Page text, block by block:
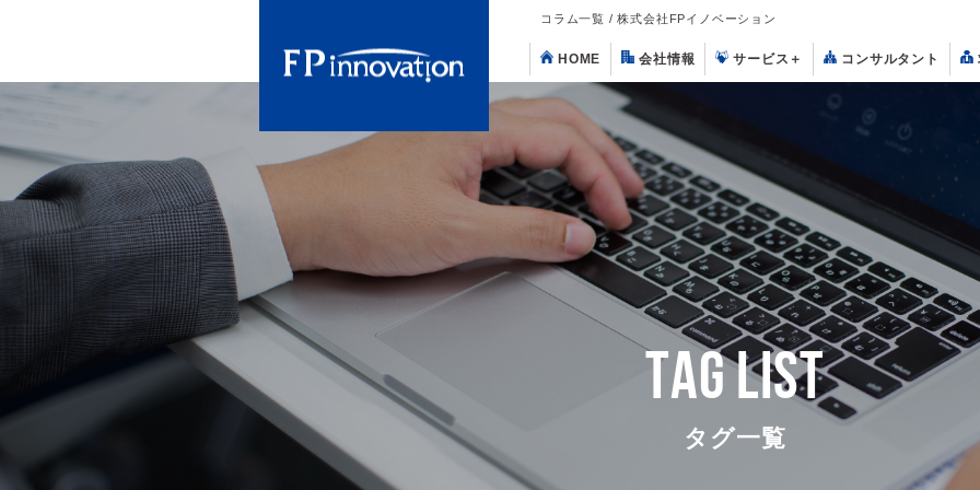
コラム一覧 / 株式会社FPイノベーション
HOME 会社情報 サービス ＋ コンサルタント
TAG LIST